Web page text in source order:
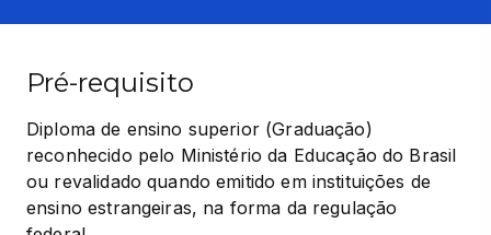
Pré-requisito
Diploma de ensino superior (Graduação)
reconhecido pelo Ministério da Educação do Brasil
ou revalidado quando emitido em instituições de
ensino estrangeiras, na forma da regulação